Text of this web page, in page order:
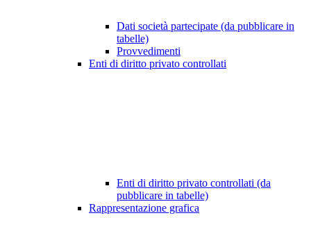
Dati società partecipate (da pubblicare in
tabelle)
Provvedimenti
Enti di diritto privato controllati
Enti di diritto privato controllati (da
pubblicare in tabelle)
Rappresentazione grafica